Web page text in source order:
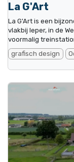
La G'Art
La G'Art is een
vlakbij Ieper, in de
voormalig
grafisch design